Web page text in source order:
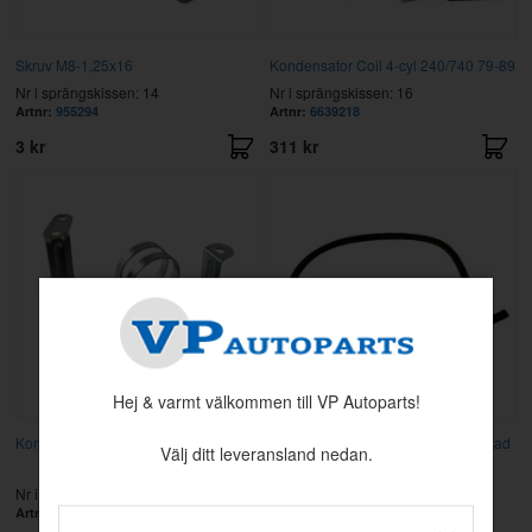
Skruv M8-1,25x16
Nr i sprängskissen: 14
Artnr: 955294
3 kr
Kondensator Coil 4-cyl 240/740 79-89
Nr i sprängskissen: 16
Artnr: 6639218
311 kr
Konsol
Nr i sprängskissen: 21
Artnr:
Slang Vakuumregulator textilomflätad
3,2mm
Hej & varmt välkommen till VP Autoparts!
Välj ditt leveransland nedan.